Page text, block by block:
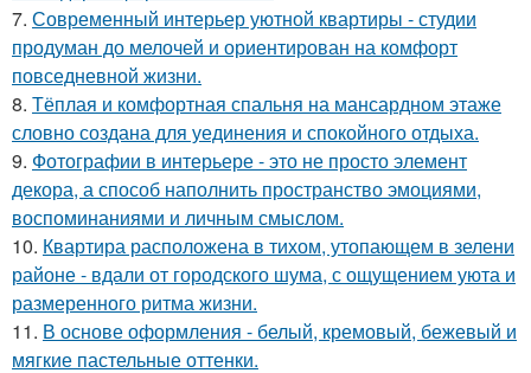
7. Современный интерьер уютной квартиры - студии
продуман до мелочей и ориентирован на комфорт
повседневной жизни.
8. Тёплая и комфортная спальня на мансардном этаже
словно создана для уединения и спокойного отдыха.
9. Фотографии в интерьере - это не просто элемент
декора, а способ наполнить пространство эмоциями,
воспоминаниями и личным смыслом.
10. Квартира расположена в тихом, утопающем в зелени
районе - вдали от городского шума, с ощущением уюта и
размеренного ритма жизни.
11. В основе оформления - белый, кремовый, бежевый и
мягкие пастельные оттенки.